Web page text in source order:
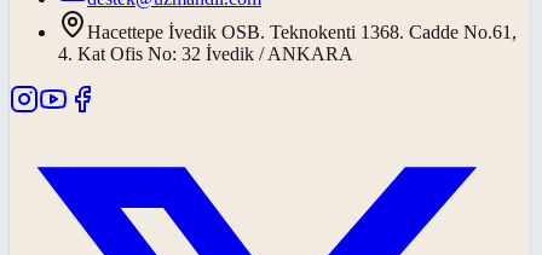
Hacettepe İvedik OSB. Teknokenti 1368. Cadde No.61,
4. Kat Ofis No: 32 İvedik / ANKARA